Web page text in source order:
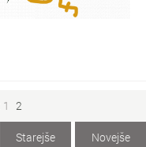
1 2
Novejše
Starejše